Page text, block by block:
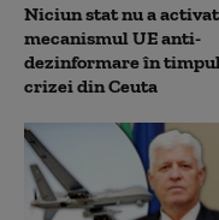
Niciun stat nu a activat
mecanismul UE anti-
dezinformare în
crizei din Ceuta